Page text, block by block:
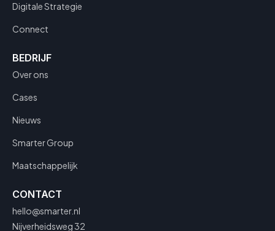
Digitale Strategie
Connect
BEDRIJF
Over ons
Cases
Nieuws
Smarter Group
Maatschappelijk
CONTACT
hello@smarter.nl
Nijverheidsweg 32